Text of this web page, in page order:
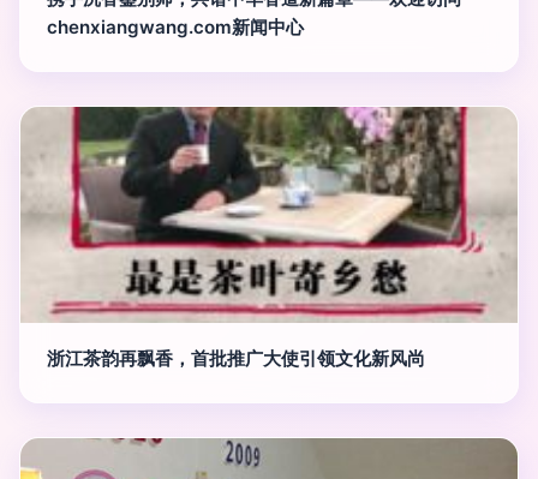
chenxiangwang.com新闻中心
浙江茶韵再飘香，首批推广大使引领文化新风尚